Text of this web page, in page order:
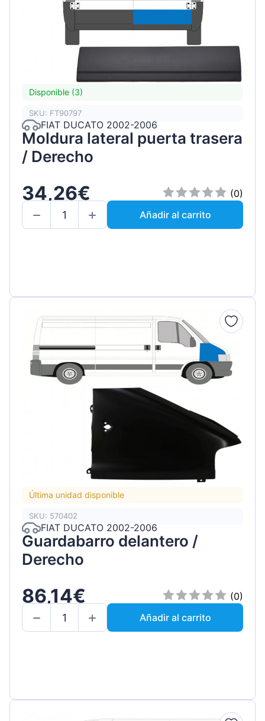
Disponible (3)
SKU: FT90797
FIAT DUCATO 2002-2006
Moldura lateral puerta trasera
/ Derecho
34,26€
(0)
Añadir al carrito
Última unidad disponible
SKU: 570402
FIAT DUCATO 2002-2006
Guardabarro delantero /
Derecho
86,14€
(0)
Añadir al carrito